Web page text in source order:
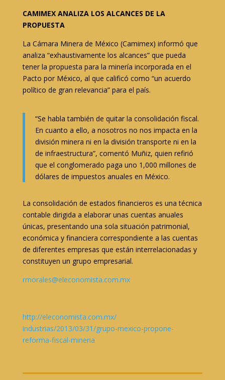
CAMIMEX ANALIZA LOS ALCANCES DE LA
PROPUESTA
La Cámara Minera de México (Camimex) informó que
analiza “exhaustivamente los alcances” que pueda
tener la propuesta para la minería incorporada en el
Pacto por México, al que calificó como “un acuerdo
político de gran relevancia” para el país.
“Se habla también de quitar la consolidación fiscal.
En cuanto a ello, a nosotros no nos impacta en la
división minera ni en la división transporte ni en la
de infraestructura”, comentó Muñiz, quien refirió
que el conglomerado paga uno 1,000 millones de
dólares de impuestos anuales en México.
La consolidación de estados financieros es una técnica
contable dirigida a elaborar unas cuentas anuales
únicas, presentando una sola situación patrimonial,
económica y financiera correspondiente a las cuentas
de diferentes empresas que están interrelacionadas y
constituyen un grupo empresarial.
rmorales@eleconomista.com.mx
http://eleconomista.com.mx/
industrias/2013/03/31/grupo-mexico-propone-
reforma-fiscal-mineria